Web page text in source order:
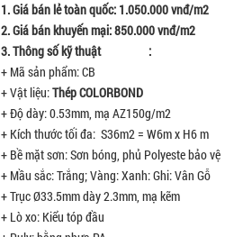
1. Giá bán lẻ toàn quốc: 1.050.000vnđ/m2
2. Giá bán khuyến mại:850.000vnđ/m2
3. Thông số kỹ thuật
:
+ Mã sản phẩm: CB
+ Vật liệu:Thép COLORBOND
+ Độ dày: 0.53mm, mạ AZ150g/m2
+ Kích thước tối đa: S36m2 = W6m x H6 m
+ Bề mặt sơn: Sơn bóng, phủ Polyeste bảo vệ
+ Mầu sắc: Trắng; Vàng: Xanh: Ghi: Vân Gỗ
+ Trục Ø33.5mm dày 2.3mm, mạ kẽm
+ Lò xo: Kiểu tóp đầu